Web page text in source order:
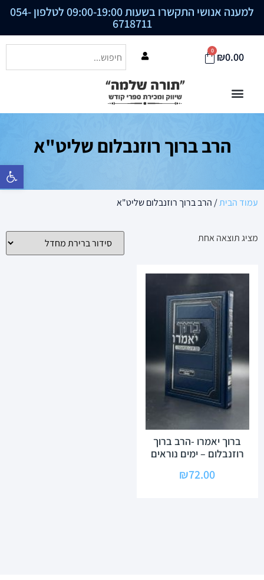
פתח סרגל
למענה אנושי התקשרו בשעות 09:00-19:00 לטלפון 054-
6718711
₪0.00
0
הרב ברוך רוזנבלום שליט"א
עמוד הבית/ הרב ברוך רוזנבלום שליט"א
מציג תוצאה אחת
ברוך יאמרו -הרב ברוך
רוזנבלום – ימים נוראים
₪72.00